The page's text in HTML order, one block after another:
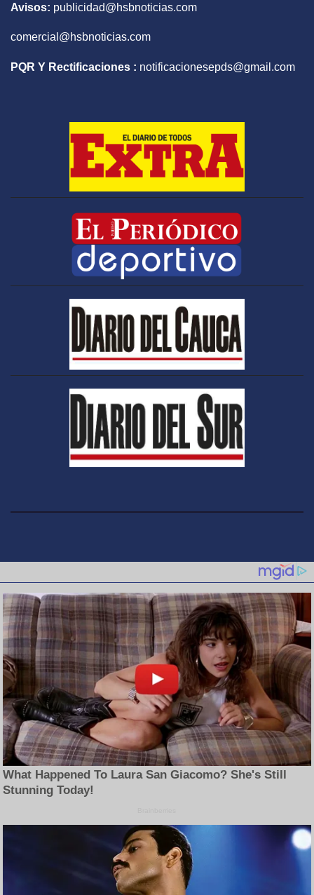
Avisos: publicidad@hsbnoticias.com
comercial@hsbnoticias.com
PQR Y Rectificaciones : notificacionesepds@gmail.com